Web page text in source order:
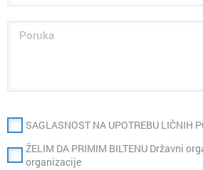
SAGLASNOST NA UPOTREBU LIČNIH
ŽELIM DA PRIMIM BILTENU Državni
organizacije